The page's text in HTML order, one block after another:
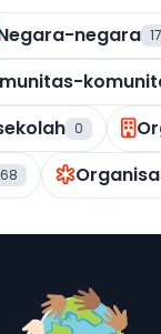
negara
0